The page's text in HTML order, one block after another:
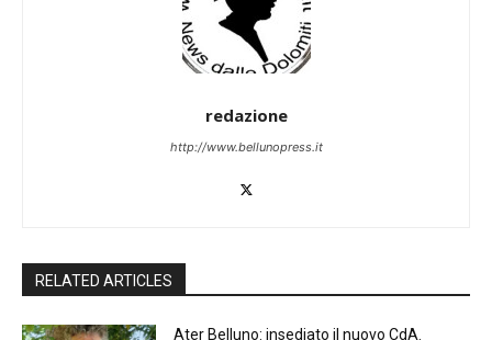
redazione
http://www.bellunopress.it
RELATED ARTICLES
Ater Belluno: insediato il nuovo CdA.